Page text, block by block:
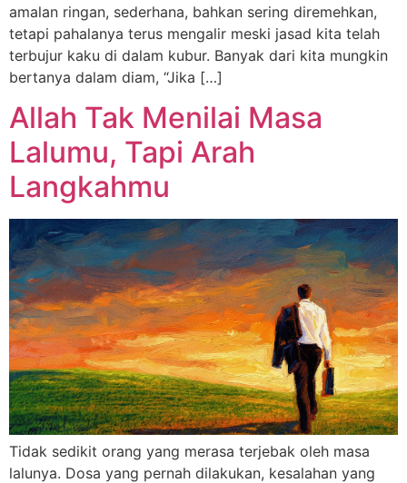
amalan ringan, sederhana, bahkan sering diremehkan,
tetapi pahalanya terus mengalir meski jasad kita telah
terbujur kaku di dalam kubur. Banyak dari kita mungkin
bertanya dalam diam, “Jika […]
Allah Tak Menilai Masa
Lalumu, Tapi Arah
Langkahmu
Tidak sedikit orang yang merasa terjebak oleh masa
lalunya. Dosa yang pernah dilakukan, kesalahan yang